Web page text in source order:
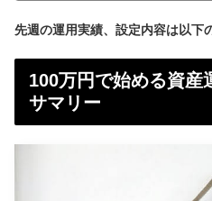
先週の運用実績、設定内容は以下
100万円で始める資産
サマリー